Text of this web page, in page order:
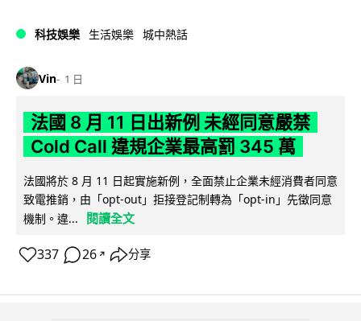
科技娛樂 生活娛樂 城中熱話
Vin 1 日
法國 8 月 11 日出新例 未經同意嚴禁
Cold Call 違規企業最高罰 345 萬
法國將於 8 月 11 日起實施新例，全面禁止企業未經消費者同意
致電推銷，由「opt-out」拒接登記制轉為「opt-in」先徵同意
機制。違...
閱讀全文
337 26 ↗ 分享